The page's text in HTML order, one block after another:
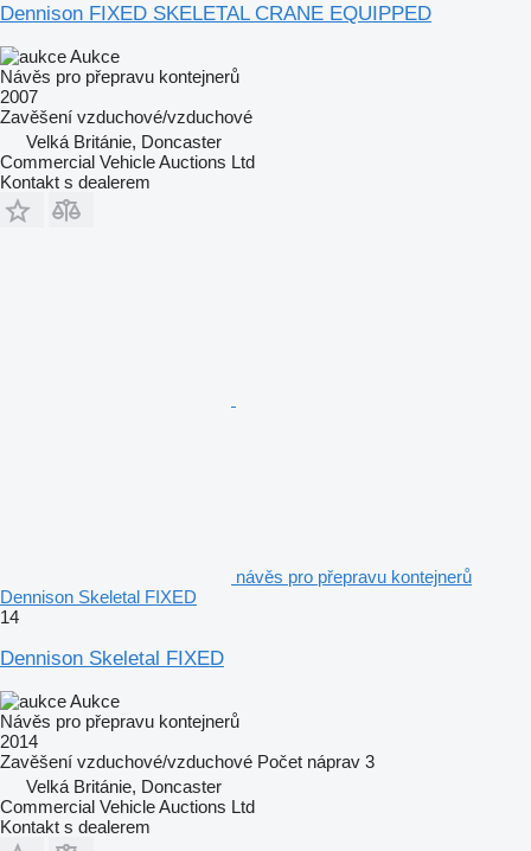
Dennison FIXED SKELETAL CRANE EQUIPPED
Aukce
Návěs pro přepravu kontejnerů
2007
Zavěšení vzduchové/vzduchové
Velká Británie, Doncaster
Commercial Vehicle Auctions Ltd
Kontakt s dealerem
návěs pro přepravu kontejnerů
Dennison Skeletal FIXED
14
Dennison Skeletal FIXED
Aukce
Návěs pro přepravu kontejnerů
2014
Zavěšení vzduchové/vzduchové Počet náprav 3
Velká Británie, Doncaster
Commercial Vehicle Auctions Ltd
Kontakt s dealerem